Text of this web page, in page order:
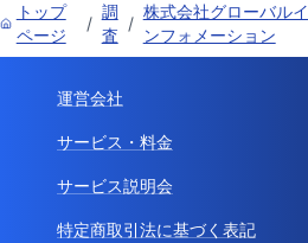
トップ
ページ
/
調
査
/
株式会社グローバルイ
ンフォメーション
運営会社
サービス・料金
サービス説明会
特定商取引法に基づく表記